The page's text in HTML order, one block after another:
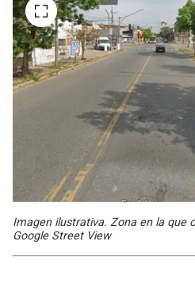
Imagen ilustrativa. Zona en la que
Google Street View